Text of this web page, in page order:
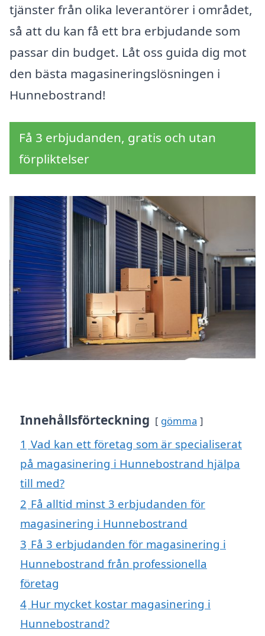
tjänster från olika leverantörer i området,
så att du kan få ett bra erbjudande som
passar din budget. Låt oss guida dig mot
den bästa magasineringslösningen i
Hunnebostrand!
Få 3 erbjudanden, gratis och utan
förpliktelser
Innehållsförteckning gömma
1 Vad kan ett företag som är specialiserat
på magasinering i Hunnebostrand hjälpa
till med?
2 Få alltid minst 3 erbjudanden för
magasinering i Hunnebostrand
3 Få 3 erbjudanden för magasinering i
Hunnebostrand från professionella
företag
4 Hur mycket kostar magasinering i
Hunnebostrand?